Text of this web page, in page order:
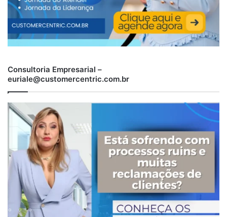
Consultoria Empresarial –
euriale@customercentric.com.br